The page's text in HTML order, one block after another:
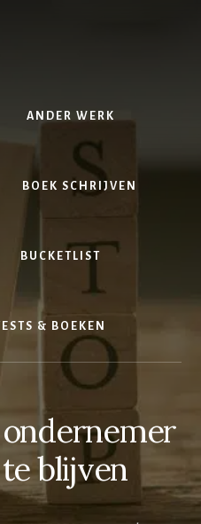
ANDER WERK
BOEK SCHRIJVEN
BUCKETLIST
& BOEKEN
blijven